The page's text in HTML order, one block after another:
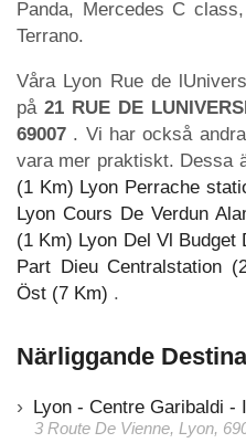
Panda, Mercedes C
Terrano.
Våra Lyon Rue de
på 21 RUE DE
69007 . Vi har också
vara mer praktiskt. Dessa
(1 Km) Lyon Perrache
Lyon Cours De Verdun
(1 Km) Lyon Del Vl Budget
Part Dieu Centralstation
Öst (7 Km) .
Närliggande
Lyon - Centre Garibaldi -
3 Route De Vienne, Lyon,